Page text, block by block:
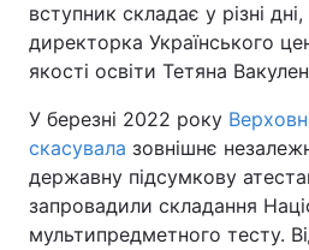
вступник складає у різні
директорка Українського
якості освіти Тетяна
У березні 2022 року
скасувала зовнішнє
державну підсумкову
запровадили складання
мультипредметного тесту.